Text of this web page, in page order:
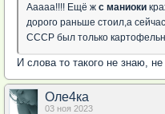
Ааааа!!!! Ещё ж с маниоки
дорого раньше стоил,а
СССР был только
И слова то такого не знаю, не
Оле4ка
03 ноя 2023